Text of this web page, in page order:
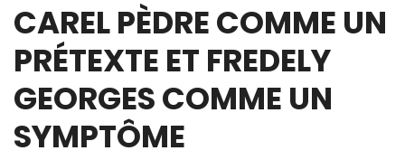
CAREL PÈDRE COMME UN
PRÉTEXTE ET FREDELY
GEORGES COMME UN
SYMPTÔME